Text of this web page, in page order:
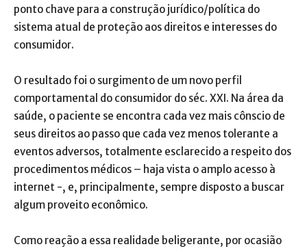
ponto chave para a construção jurídico/política do
sistema atual de proteção aos direitos e interesses do
consumidor.
O resultado foi o surgimento de um novo perfil
comportamental do consumidor do séc. XXI. Na área da
saúde, o paciente se encontra cada vez mais cônscio de
seus direitos ao passo que cada vez menos tolerante a
eventos adversos, totalmente esclarecido a respeito dos
procedimentos médicos – haja vista o amplo acesso à
internet -, e, principalmente, sempre disposto a buscar
algum proveito econômico.
Como reação a essa realidade beligerante, por ocasião